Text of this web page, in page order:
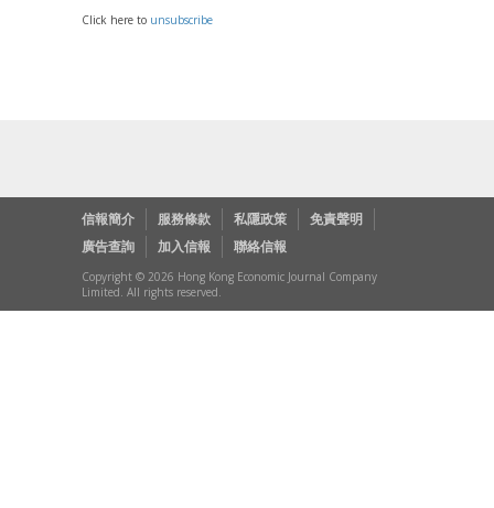
Click here to unsubscribe
信報簡介 服務條款 私隱政策
免責聲明
廣告查詢
加入信報 聯絡信報
Copyright © 2026 Hong Kong Economic Journal Company
Limited. All rights reserved.